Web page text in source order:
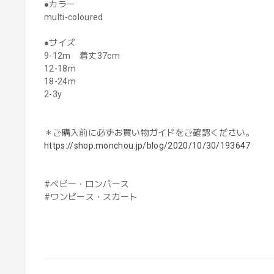
●カラー
multi-coloured
●サイズ
9-12m 着丈37cm
12-18m
18-24m
2-3y
＊ご購入前に必ずお買い物ガイドをご確認ください。
https://shop.monchou.jp/blog/2020/10/30/193647
#ベビー・ロンパース
#ワンピース・スカート